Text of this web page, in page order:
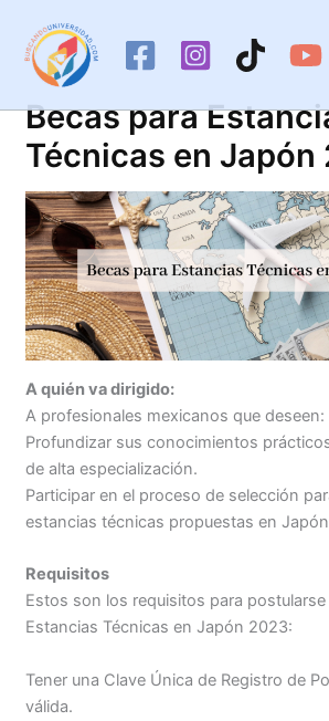
contenido
Becas para
Técnicas en Japón
A quién va dirigido:
A profesionales mexicanos que deseen:
Profundizar sus conocimientos
de alta especialización.
Participar en el proceso de selección
estancias técnicas propuestas en
Requisitos
Estos son los requisitos para postularse
Estancias Técnicas en Japón 2023:
Tener una Clave Única de Registro de
válida.